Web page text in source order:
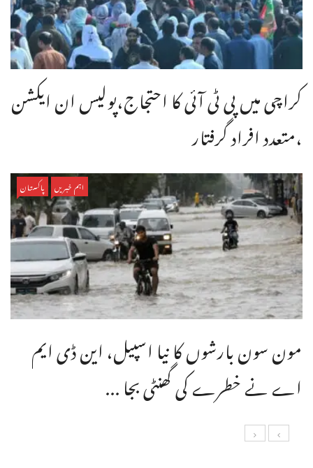
کراچی میں پی ٹی آئی کا احتجاج،پولیس ان ایکشن
،متعدد افراد گرفتار
اہم خبریں پاکستان
مون سون بارشوں کا نیا اسپیل، این ڈی ایم
اے نے خطرے کی گھنٹی بجا ...